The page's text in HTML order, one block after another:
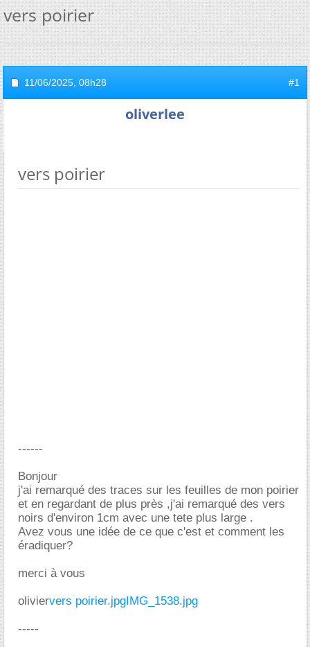
vers poirier
11/06/2025, 08h28 #1
oliverlee
vers poirier
------
Bonjour
j'ai remarqué des traces sur les feuilles de mon poirier
et en regardant de plus près ,j'ai remarqué des vers
noirs d'environ 1cm avec une tete plus large .
Avez vous une idée de ce que c'est et comment les
éradiquer?
merci à vous
oliviervers poirier.jpgIMG_1538.jpg
-----